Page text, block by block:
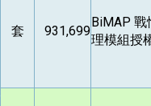
套 931,699
BiMAP 戰
理模組授